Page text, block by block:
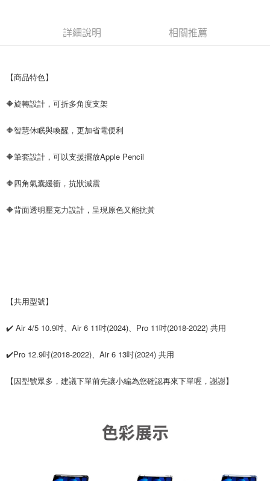
購買商品的店家。未經商家同意取消之訂單仍視為有效，需透過AFTEE先享
後付繳納相關費用。
１．透過由恩沛科技股份有限公司提供之「AFTEE先享後付」服務完成之交
２．關於個人資料處理事宜，請瀏覽以下網址：
３．未成年的使用者請事先徵得法定代理人或監護人之同意方可使用
任。
４．使用「AFTEE先享後付」時，將依據個別帳號之用戶狀況，依本公司即
請求用戶進行身份認證。
每筆NT$60，滿NT$499(含以上)免運費
每筆NT$80，滿NT$699(含以上)免運費
詳細說明 相關推薦
【商品特色】
🔶旋轉設計，可折多角度支架
🔶智慧休眠與喚醒，更加省電便利
🔶筆套設計，可以支援擺放Apple Pencil
🔶四角氣囊緩衝，抗狀減震
🔶背面透明壓克力設計，呈現原色又能抗黃
【共用型號】
✔️ Air 4/5 10.9吋、Air 6 11吋(2024)、Pro 11吋(2018-2022) 共用
✔️Pro 12.9吋(2018-2022)、Air 6 13吋(2024) 共用
【因型號眾多，建議下單前先讓小編為您確認再來下單喔，謝謝】